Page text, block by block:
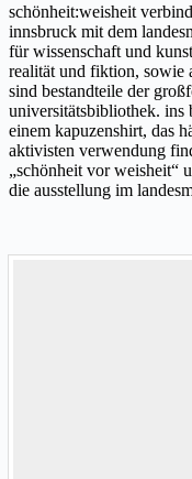
schönheit:weisheit
innsbruck mit dem
für wissenschaft und
realität und fiktion, sowie
sind bestandteile der
universitätsbibliothek.
einem kapuzenshirt, das
aktivisten verwendung
„schönheit vor weisheit“
die ausstellung im